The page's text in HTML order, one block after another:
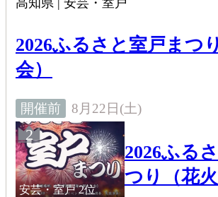
2026ふるさと室戸まつ
会）
開催前 8月22日(土)
2
安芸・室戸 2位
2026ふる
つり（花火